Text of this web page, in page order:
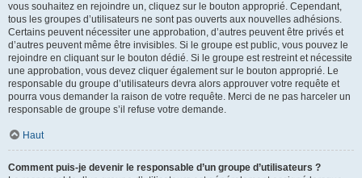
vous souhaitez en rejoindre un, cliquez sur le bouton approprié. Cependant,
tous les groupes d’utilisateurs ne sont pas ouverts aux nouvelles adhésions.
Certains peuvent nécessiter une approbation, d’autres peuvent être privés et
d’autres peuvent même être invisibles. Si le groupe est public, vous pouvez le
rejoindre en cliquant sur le bouton dédié. Si le groupe est restreint et nécessite
une approbation, vous devez cliquer également sur le bouton approprié. Le
responsable du groupe d’utilisateurs devra alors approuver votre requête et
pourra vous demander la raison de votre requête. Merci de ne pas harceler un
responsable de groupe s’il refuse votre demande.
Haut
Comment puis-je devenir le responsable d’un groupe d’utilisateurs ?